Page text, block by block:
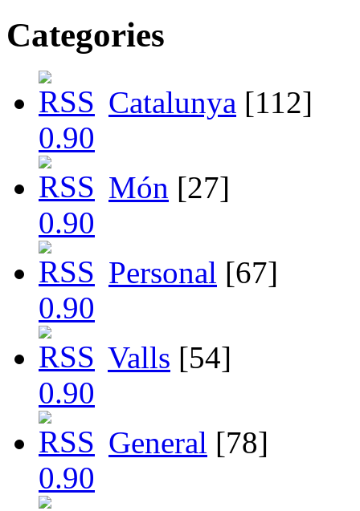
Categories
Catalunya [112]
Món [27]
Personal [67]
Valls [54]
General [78]